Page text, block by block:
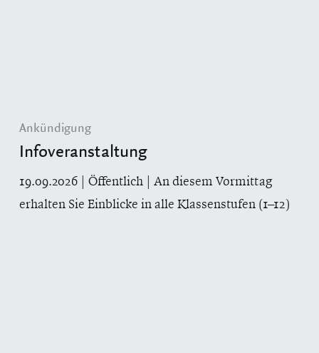
Ankündigung
Infoveranstaltung
19.09.2026 | Öffentlich | An diesem Vormittag
erhalten Sie Einblicke in alle Klassenstufen (1–12)